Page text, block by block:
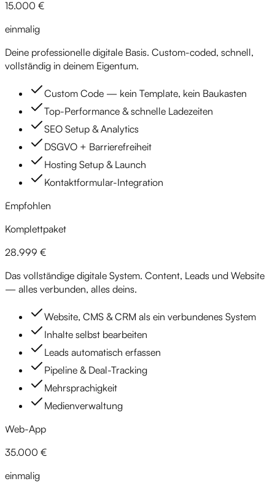
15.000 €
einmalig
Deine professionelle digitale Basis. Custom-coded, schnell,
vollständig in deinem Eigentum.
Custom Code — kein Template, kein Baukasten
Top-Performance & schnelle Ladezeiten
SEO Setup & Analytics
DSGVO + Barrierefreiheit
Hosting Setup & Launch
Kontaktformular-Integration
Empfohlen
Komplettpaket
28.999 €
Das vollständige digitale System. Content, Leads und Website
— alles verbunden, alles deins.
Website, CMS & CRM als ein verbundenes System
Inhalte selbst bearbeiten
Leads automatisch erfassen
Pipeline & Deal-Tracking
Mehrsprachigkeit
Medienverwaltung
Web-App
35.000 €
einmalig